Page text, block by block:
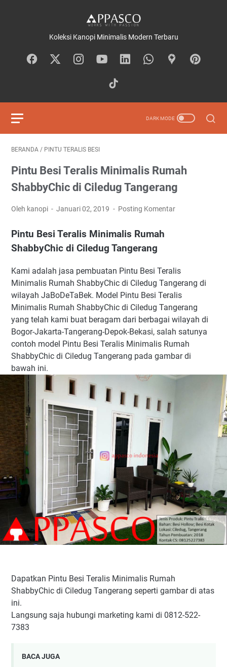
Koleksi Kanopi Minimalis Modern Terbaru
BERANDA / PINTU TERALIS BESI
Pintu Besi Teralis Minimalis Rumah
ShabbyChic di Ciledug Tangerang
Oleh kanopi Januari 02, 2019 Posting Komentar
Pintu Besi Teralis Minimalis Rumah
ShabbyChic di Ciledug Tangerang
Kami adalah jasa pembuatan Pintu Besi Teralis
Minimalis Rumah ShabbyChic di Ciledug Tangerang di
wilayah JaBoDeTaBek. Model Pintu Besi Teralis
Minimalis Rumah ShabbyChic di Ciledug Tangerang
yang telah kami buat beragam dari berbagai wilayah di
Bogor-Jakarta-Tangerang-Depok-Bekasi, salah satunya
contoh model Pintu Besi Teralis Minimalis Rumah
ShabbyChic di Ciledug Tangerang pada gambar di
bawah ini.
Dapatkan Pintu Besi Teralis Minimalis Rumah
ShabbyChic di Ciledug Tangerang seperti gambar di atas
ini.
Langsung saja hubungi marketing kami di 0812-522-
7383
BACA JUGA